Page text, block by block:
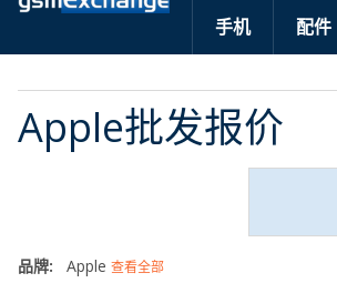
手机 配件
Apple批发报价
品牌: Apple 查看全部